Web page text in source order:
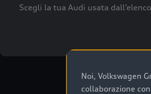
Scegli la tua Audi usata
Noi, Volkswagen
collaborazione